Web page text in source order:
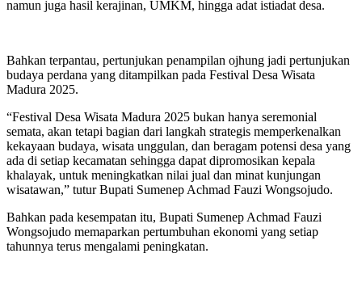
namun juga hasil kerajinan, UMKM, hingga adat istiadat desa.
Bahkan terpantau, pertunjukan penampilan ojhung jadi pertunjukan
budaya perdana yang ditampilkan pada Festival Desa Wisata
Madura 2025.
“Festival Desa Wisata Madura 2025 bukan hanya seremonial
semata, akan tetapi bagian dari langkah strategis memperkenalkan
kekayaan budaya, wisata unggulan, dan beragam potensi desa yang
ada di setiap kecamatan sehingga dapat dipromosikan kepala
khalayak, untuk meningkatkan nilai jual dan minat kunjungan
wisatawan,” tutur Bupati Sumenep Achmad Fauzi Wongsojudo.
Bahkan pada kesempatan itu, Bupati Sumenep Achmad Fauzi
Wongsojudo memaparkan pertumbuhan ekonomi yang setiap
tahunnya terus mengalami peningkatan.